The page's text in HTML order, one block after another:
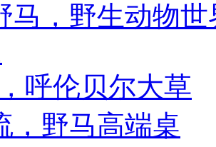
马，野生动物